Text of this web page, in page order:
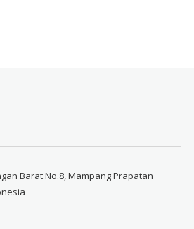
Barat No.8, Mampang Prapatan